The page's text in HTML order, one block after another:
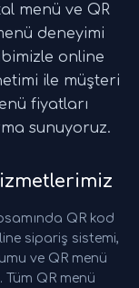
menü ve QR
deneyimi
online
ile müşteri
fiyatları
sunuyoruz.
QR kod
sipariş sistemi,
ve QR menü
Tüm QR menü